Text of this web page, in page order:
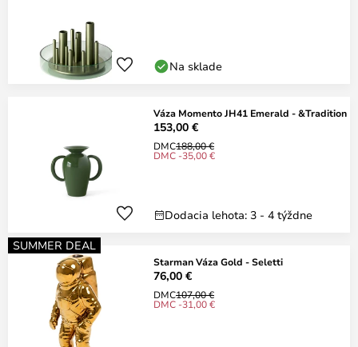
Na sklade
Váza Momento JH41 Emerald - &Tradition
153,00 €
DMC188,00 €
DMC -35,00 €
Dodacia lehota: 3 - 4 týždne
SUMMER DEAL
Starman Váza Gold - Seletti
76,00 €
DMC107,00 €
DMC -31,00 €